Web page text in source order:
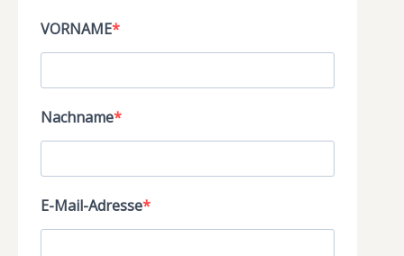
VORNAME
Nachname
E-Mail-Adresse